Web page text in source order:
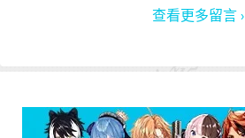
查看更多留言 ›